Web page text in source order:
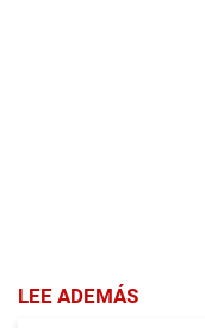
LEE ADEMÁS